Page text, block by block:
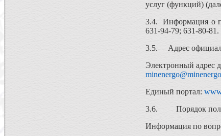
услуг (функций)
3.4. Информация о
631-94-79; 631-80-81.
3.5. Адрес
Электронный адрес
Единый портал:
3.6. Порядок
Информация по